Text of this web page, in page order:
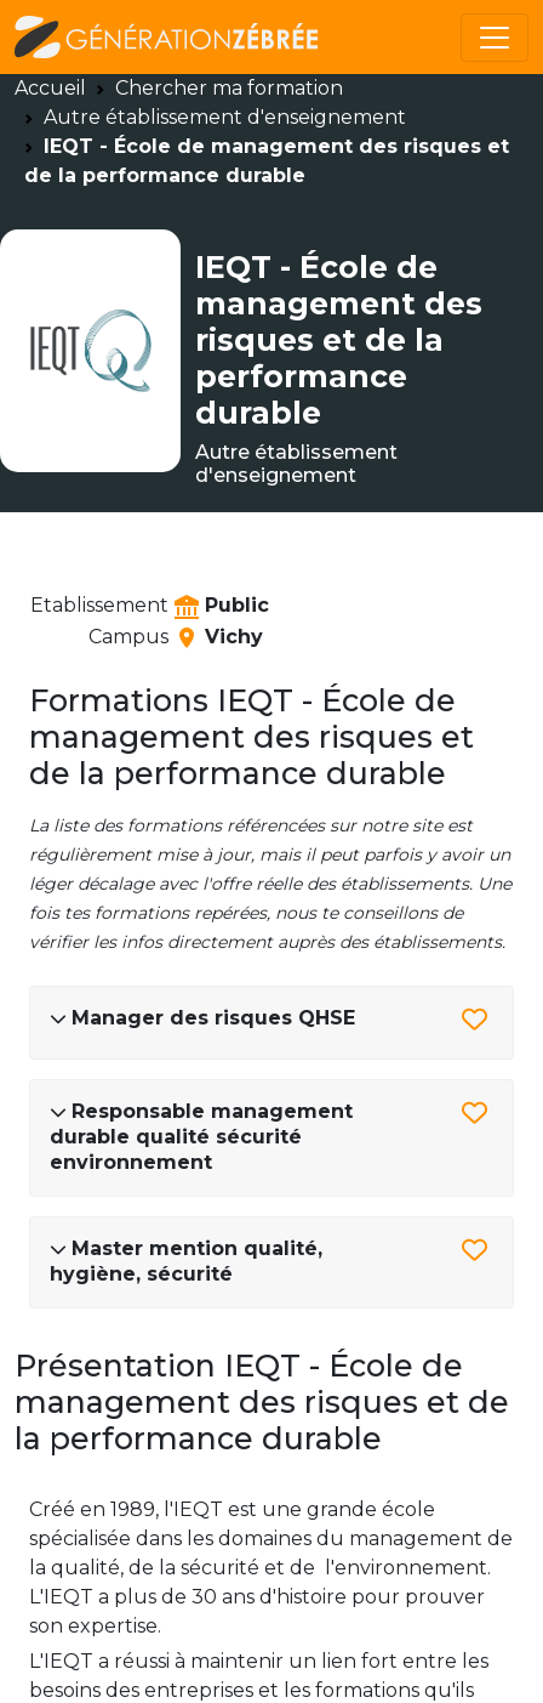
Accueil
Chercher ma formation
Autre établissement d'enseignement
IEQT - École de management des risques et
de la performance durable
IEQT - École de
management des
risques et de la
performance
durable
Autre établissement
d'enseignement
Etablissement
Public
Campus
Vichy
Formations IEQT - École de
management des risques et
de la performance durable
La liste des formations référencées sur notre site est
régulièrement mise à jour, mais il peut parfois y avoir un
léger décalage avec l'offre réelle des établissements. Une
fois tes formations repérées, nous te conseillons de
vérifier les infos directement auprès des établissements.
Manager des risques QHSE
Responsable management
durable qualité sécurité
environnement
Master mention qualité,
hygiène, sécurité
Présentation IEQT - École de
management des risques et de
la performance durable
Créé en 1989, l'IEQT est une grande école
spécialisée dans les domaines du management de
la qualité, de la sécurité et de l'environnement.
L'IEQT a plus de 30 ans d'histoire pour prouver
son expertise.
L'IEQT a réussi à maintenir un lien fort entre les
besoins des entreprises et les formations qu'ils